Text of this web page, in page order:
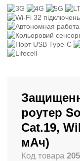
роутер
Cat.19,
мАч)
Код товара